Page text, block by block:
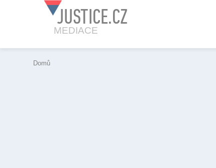
JUSTICE.CZ
MEDIACE
Domů